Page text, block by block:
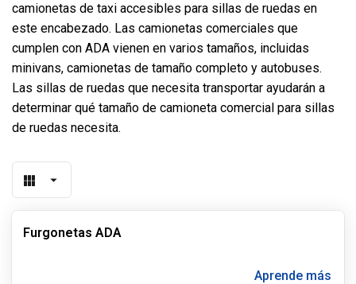
camionetas de taxi accesibles para sillas de ruedas en
este encabezado. Las camionetas comerciales que
cumplen con ADA vienen en varios tamaños, incluidas
minivans, camionetas de tamaño completo y autobuses.
Las sillas de ruedas que necesita transportar ayudarán a
determinar qué tamaño de camioneta comercial para sillas
de ruedas necesita.
Furgonetas ADA
Aprende más